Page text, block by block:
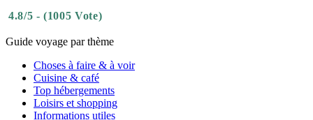
4.8/5 - (1005 Vote)
Guide voyage par thème
Choses à faire & à voir
Cuisine & café
Top hébergements
Loisirs et shopping
Informations utiles